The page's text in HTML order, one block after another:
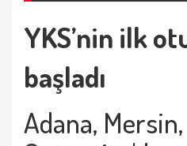
YKS’nin ilk
başladı
Adana,